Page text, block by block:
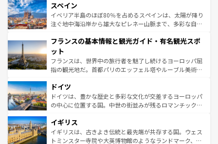
ろん、トスカーナの美しい田園風景やアマルフィ海岸の絶
景など、自然景観も見逃せない。観光の合間には、本場の
ピザやパスタなど、絶品のイタリア料理を堪能することも
ませてくれるイタリアで、忘れられない旅をしてみよう！
なお、新着のイタリア情報は
しい。
スペイン
イベリア半島のほぼ80％を占めるスペインは、太陽が降り
注ぐ地中海沿岸から雄大なピレネー山脈まで、多彩な自然
文化が根付くこの国では、情熱的なフラメンコ、熱気あふ
れる闘牛、そして美味しいタパスが生活の一部となってい
る。首都マドリードの洗練された雰囲気や、バルセロナの
アートに溢れた街角から、地方では古代ローマ遺跡や中世
せる。地方によって風土や気候が異なるスペインはその個
性で訪れる人を魅了する。 なお、新着のスペイン情報は コ
ンテンツ一覧を参照してほしい。
フランスの基本情報と観光ガイド・有名観光スポ
ット
フランスは、世界中の旅行者を魅了し続けるヨーロッパ屈
指の観光地だ。首都パリのエッフェル塔やルーブル美術館
で、幅広い魅力が詰まっている。華麗な宮殿、歴史的な大
聖堂、美しいビーチ、そして豊かな自然が、訪れる者を心
から魅了する。また、フランスは美食の国としても知ら
いる。シャンパンの発祥地であるランス、プロヴァンスの
香り高いラベンダー畑など、多彩な楽しみ方が可能だ。さ
らに、パリ以外の地域にも魅力が溢れており、どの街角に
ドイツ
ドイツは、豊かな歴史と多彩な文化が交差するヨーロッパ
の中心に位置する国。中世の街並みが残るロマンチック街
顔を持つこの国は、どこを歩いても飽きることがない。ベ
ルリンの文化的活気、バイエルン州のアルプスの絶景、そ
してライン川沿いのワイン畑といった風景は必見。ビール
イギリス
イギリスは、古きよき伝統と最先端が共存する国。ウェス
トミンスター寺院や大英博物館のようなランドマーク、歴